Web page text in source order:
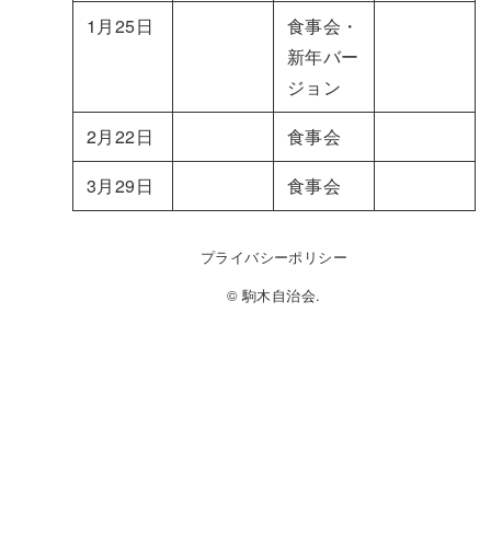
1月25日
食事会・
新年バー
ジョン
2月22日
食事会
3月29日
食事会
プライバシーポリシー
© 駒木自治会.